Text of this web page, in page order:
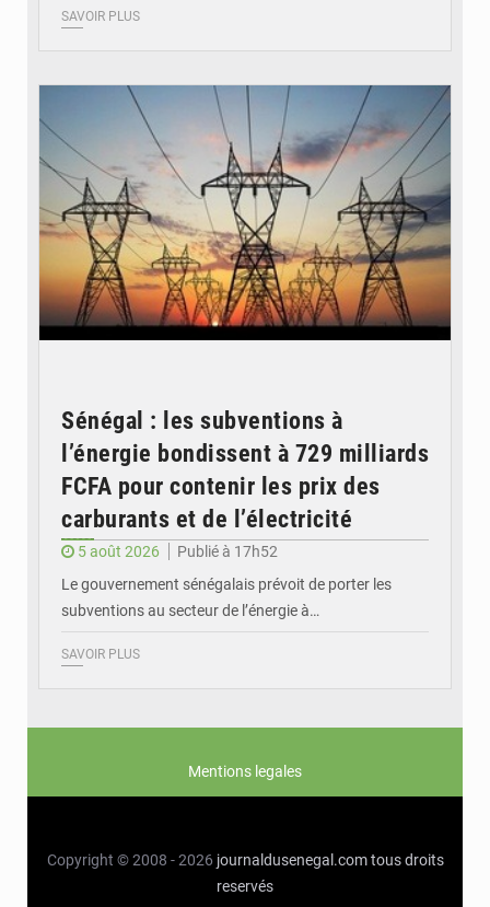
SAVOIR PLUS
Sénégal : les subventions à
l’énergie bondissent à 729 milliards
FCFA pour contenir les prix des
carburants et de l’électricité
5 août 2026
Publié à 17h52
Le gouvernement sénégalais prévoit de porter les
subventions au secteur de l’énergie à…
SAVOIR PLUS
Mentions legales
Copyright © 2008 - 2026 journaldusenegal.com tous droits
reservés